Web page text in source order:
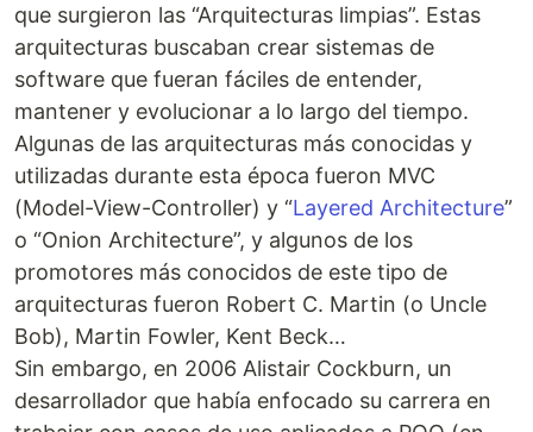
que surgieron las “Arquitecturas limpias”. Estas
arquitecturas buscaban crear sistemas de
software que fueran fáciles de entender,
mantener y evolucionar a lo largo del tiempo.
Algunas de las arquitecturas más conocidas y
utilizadas durante esta época fueron MVC
(Model-View-Controller) y “Layered Architecture”
o “Onion Architecture”, y algunos de los
promotores más conocidos de este tipo de
arquitecturas fueron Robert C. Martin (o Uncle
Bob), Martin Fowler, Kent Beck…
Sin embargo, en 2006 Alistair Cockburn, un
desarrollador que había enfocado su carrera en